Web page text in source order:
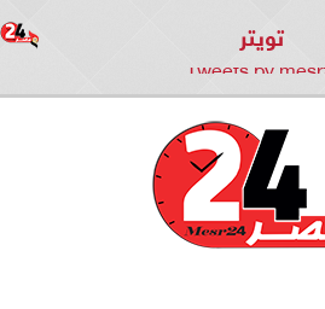
تويتر
Tweets by